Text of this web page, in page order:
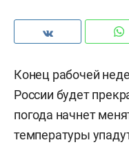
Конец рабочей
России будет
погода начнет
температуры